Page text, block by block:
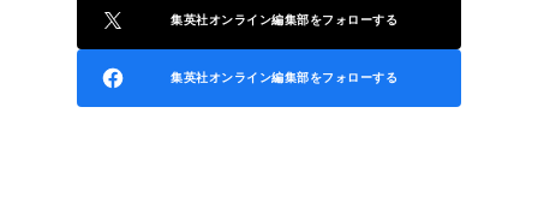
集英社オンライン編集部をフォローする
集英社オンライン編集部をフォローする